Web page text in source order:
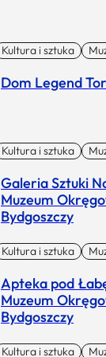
Kultura i sztuka
Dom Legend
Kultura i sztuka
Galeria Sztuki
Muzeum
Bydgoszczy
Kultura i sztuka
Apteka pod
Muzeum
Bydgoszczy
Kultura i sztuka